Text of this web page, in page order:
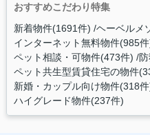
おすすめこだわり特集
新着物件(1691件) ヘーベルメ
インターネット無料物件(985
ペット相談・可物件(473件)
ペット共生型賃貸住宅の物件
新婚・カップル向け物件(318
ハイグレード物件(237件)